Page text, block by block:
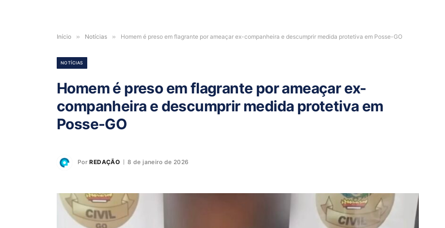
Início » Notícias » Homem é preso em flagrante por ameaçar ex-companheira e descumprir medida protetiva em Posse-GO
NOTÍCIAS
Homem é preso em flagrante por ameaçar ex-
companheira e descumprir medida protetiva em
Posse-GO
Por REDAÇÃO 8 de janeiro de 2026